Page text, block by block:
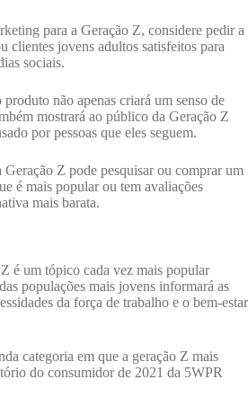
para a Geração Z, considere pedir a
clientes jovens adultos satisfeitos para
sociais.
não apenas criará um senso de
mostrará ao público da Geração Z
por pessoas que eles seguem.
Z pode pesquisar ou comprar um
é mais popular ou tem avaliações
mais barata.
é um tópico cada vez mais popular
populações mais jovens informará as
da força de trabalho e o bem-estar
categoria em que a geração Z mais
do consumidor de 2021 da 5WPR